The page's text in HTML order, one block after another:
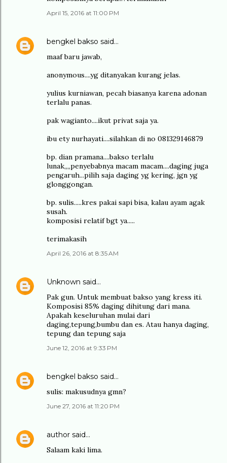
April 15, 2016 at 11:00 PM
bengkel bakso said…
maaf baru jawab,
anonymous....yg ditanyakan kurang jelas.
yulius kurniawan, pecah biasanya karena adonan
terlalu panas.
pak wagianto....ikut privat saja ya.
ibu ety nurhayati....silahkan di no 081329146879
bp. dian pramana....bakso terlalu
lunak,,,,penyebabnya macam macam....daging juga
pengaruh...pilih saja daging yg kering, jgn yg
glonggongan.
bp. sulis.....kres pakai sapi bisa, kalau ayam agak
susah.
komposisi relatif bgt ya.....
terimakasih
April 26, 2016 at 8:35 AM
Unknown said…
Pak gun. Untuk membuat bakso yang kress iti.
Komposisi 85% daging dihitung dari mana.
Apakah keseluruhan mulai dari
daging,tepung,bumbu dan es. Atau hanya daging,
tepung dan tepung saja
June 12, 2016 at 9:33 PM
bengkel bakso said…
sulis: makusudnya gmn?
June 27, 2016 at 11:20 PM
author said…
Salaam kaki lima.